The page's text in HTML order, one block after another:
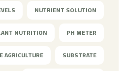
NUTRIENT SOLUTION
PH METER
NUTRITION
SUBSTRATE
AGRICULTURE